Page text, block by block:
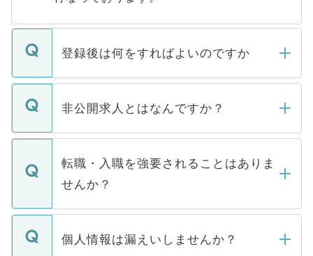
登録後は何をすればよいのですか
ご登録いただきましたら、弊社担当者がご
登録内容を確認し、その後メールもしくは
ます。通常、5営業日以内にはご連絡をせて
いただきますので、しばらくお待ちくださ
い。
非公開求人とはなんですか？
マイナビDOCTORで取り扱っている求人の
うち約3割は、Webサイトからご覧いただ
けない「非公開求人」です。非公開求人は
下記の理由によって、一般には公開してい
ません。
■応募殺到を避けるため 人気のある医療機
転職・入職を強要されることはありま
せんか？
転職・入職を強要することは一切ありませ
ん。また、仮に応募先から内定をいただい
個人情報は漏えいしませんか？